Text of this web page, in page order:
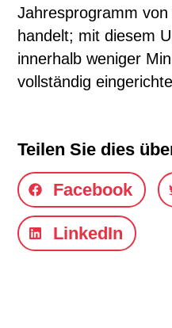
Jahresprogramm
handelt; mit diesem
innerhalb weniger
vollständig
Teilen Sie dies
Facebook
LinkedIn